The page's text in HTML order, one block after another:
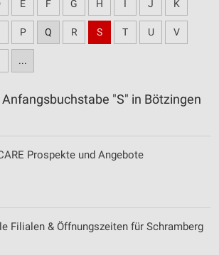
E F G H I J K
P Q R S T U V
...
"S" in Bötzingen
Prospekte und Angebote
Filialen & Öffnungszeiten für Schramberg